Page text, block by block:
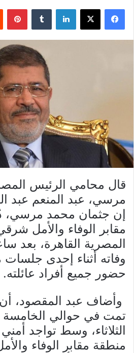
فيسبوك X لينكدإن
قال محامي الرئيس
مرسي، عبد المنعم عبد
إن جثمان محمد مرسي،
مقابر الوفاء والأمل
المصرية القاهرة، بعد
وفاته أثناء إحدى
حضور جميع أفراد عائلته.
وأضاف عبد المقصود،
تمت في حوالي الخامسة
الثلاثاء، وسط تواجد
منطقة مقابر الوفاء